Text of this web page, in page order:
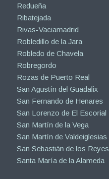
Redueña
Ribatejada
Rivas-Vaciamadrid
Robledillo de la Jara
Robledo de Chavela
Robregordo
Rozas de Puerto Real
San Agustín del Guadalix
San Fernando de Henares
San Lorenzo de El Escorial
San Martín de la Vega
San Martín de Valdeiglesias
San Sebastián de los Reyes
Santa María de la Alameda